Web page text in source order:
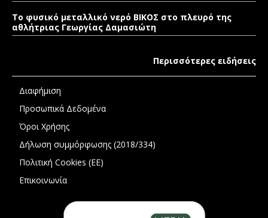
Το φυσικό μεταλλικό νερό ΒΙΚΟΣ στο πλευρό της
αθλήτριας Γεωργίας Δαμασιώτη
Περισσότερες ειδήσεις
Διαφήμιση
Προσωπικά Δεδομένα
Όροι Χρήσης
Δήλωση συμμόρφωσης (2018/334)
Πολιτική Cookies (ΕΕ)
Επικοινωνία